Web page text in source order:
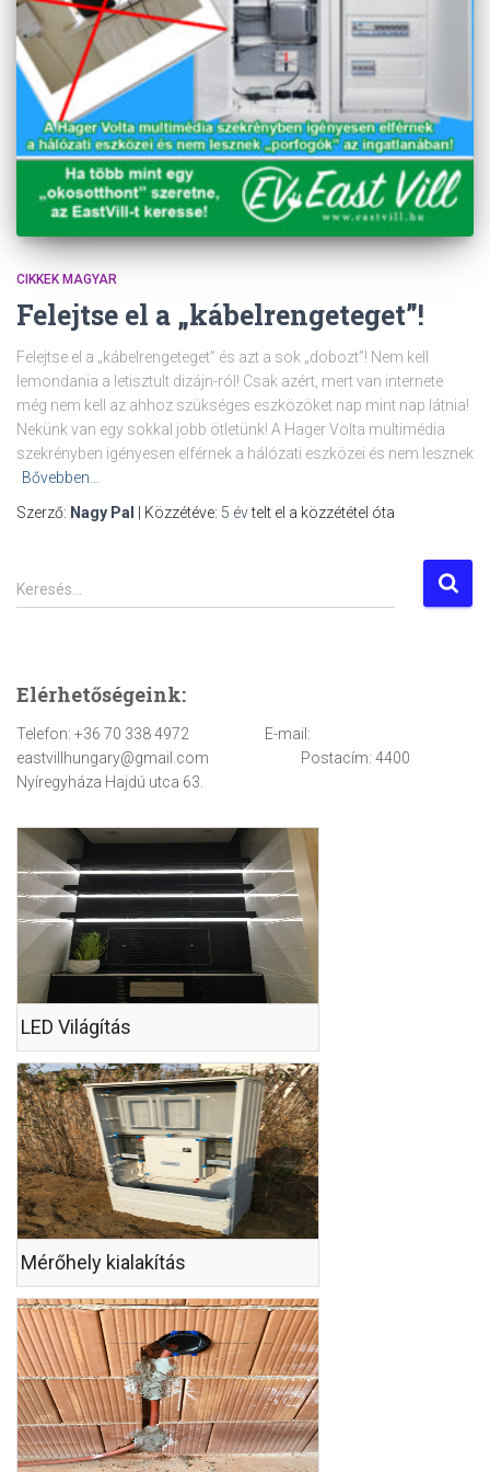
CIKKEK MAGYAR
Felejtse el a „kábelrengeteget”!
Felejtse el a „kábelrengeteget” és azt a sok „dobozt”! Nem kell
lemondania a letisztult dizájn-ról! Csak azért, mert van internete
még nem kell az ahhoz szükséges eszközöket nap mint nap látnia!
Nekünk van egy sokkal jobb ötletünk! A Hager Volta multimédia
szekrényben igényesen elférnek a hálózati eszközei és nem lesznek
Bővebben…
Szerző: Nagy Pal | Közzétéve: 5 évtelt el a közzététel óta
K
e
é
s
Keresés…
Elérhetőségeink:
Telefon: +36 70 338 4972 E-mail:
eastvillhungary@gmail.com Postacím: 4400
Nyíregyháza Hajdú utca 63.
LED Világítás
Mérőhely kialakítás